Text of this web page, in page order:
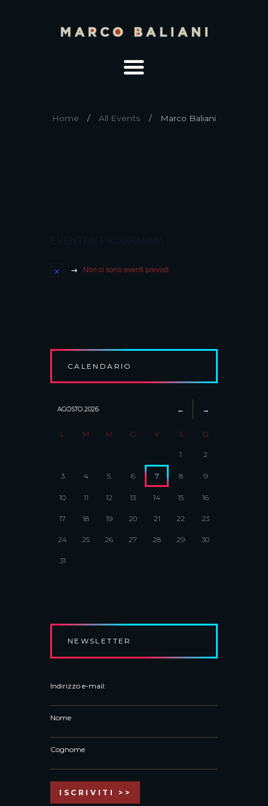
Home All Events Marco Baliani
Non ci sono eventi previsti.
CALENDARIO
AGOSTO 2026
L M M G V S D
1 2
3 4 5 6 7 8 9
10 11 12 13 14 15 16
17 18 19 20 21 22 23
24 25 26 27 28 29 30
31
NEWSLETTER
Indirizzo e-mail:
Nome
Cognome